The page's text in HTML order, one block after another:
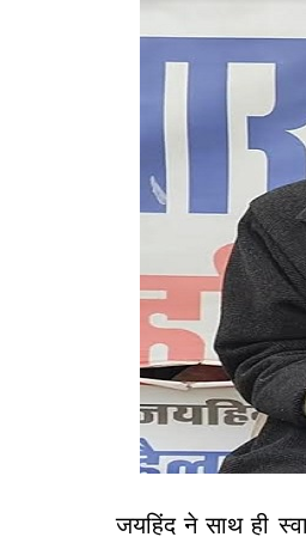
जयहिंद ने साथ ही